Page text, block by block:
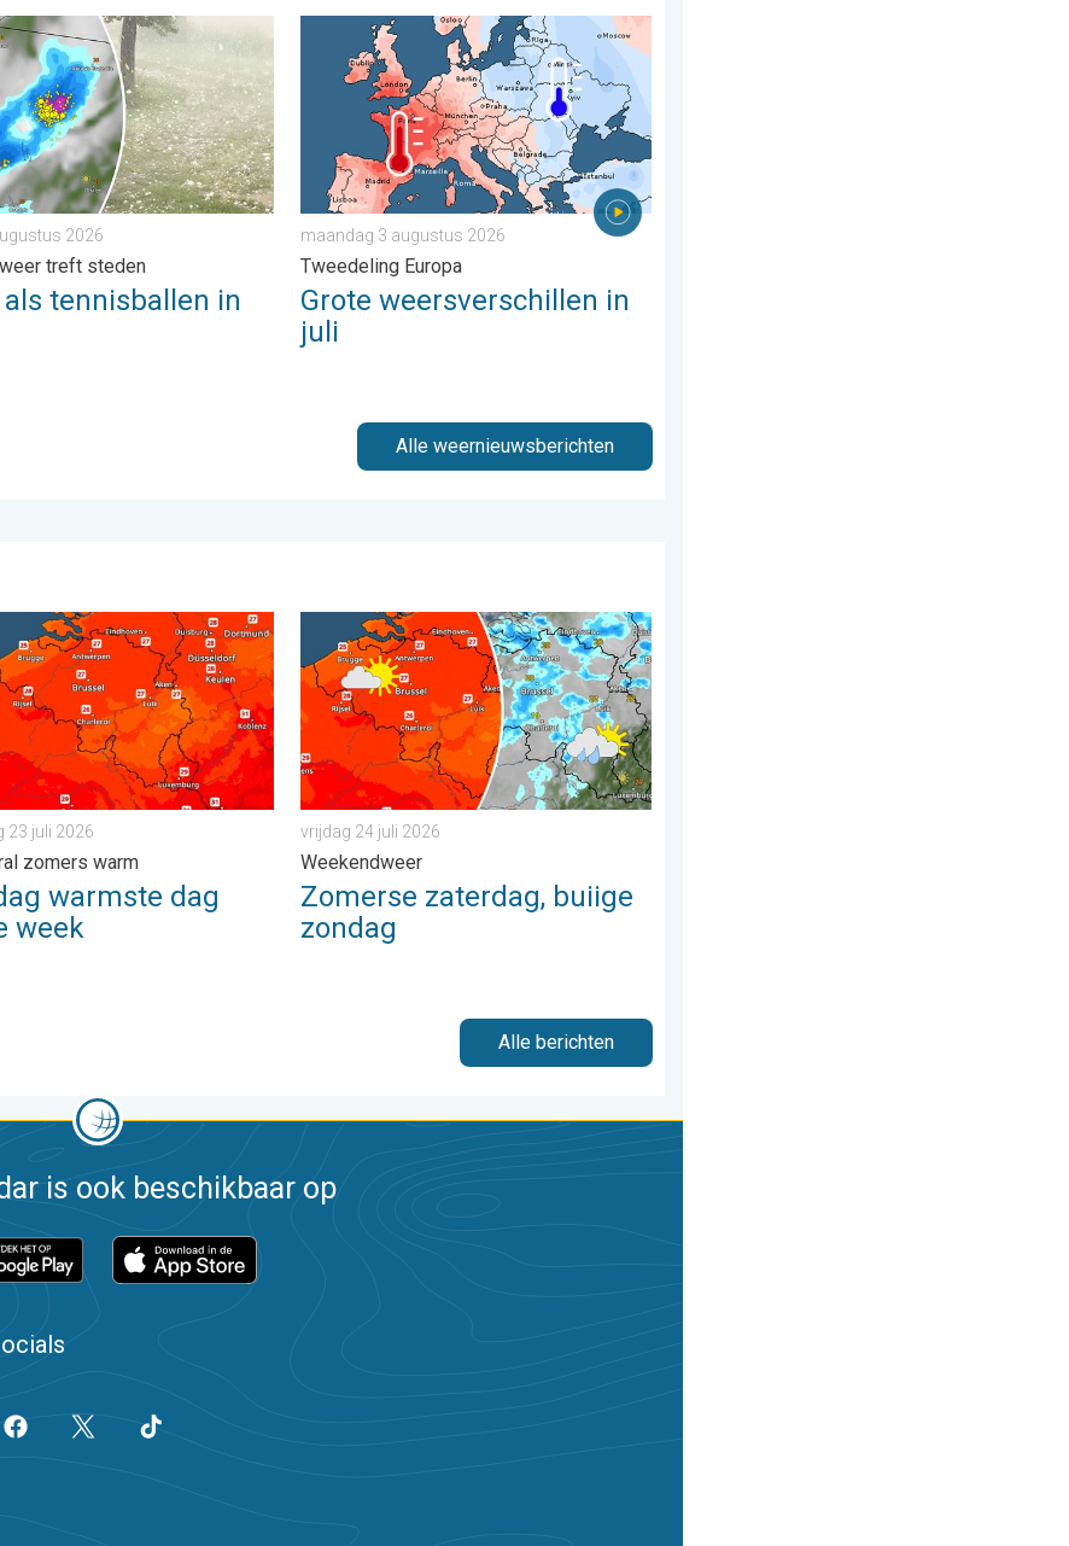
. . dinsdag 28 juli 2026
tennisballen in Polen. Zwaar onweer treft steden. . . vrijdag 7 augustus 2026
2026
treft steden
als tennisballen in
Grote weersverschillen in juli. Tweedeling Europa. . . maandag 3 augustus 2026
maandag 3 augustus 2026
Tweedeling Europa
Grote weersverschillen in
juli
Alle weernieuwsberichten
. . zondag 2 augustus 2026
dag van de week. Bijna overal zomers warm. . . donderdag 23 juli 2026
23 juli 2026
zomers warm
warmste dag
week
Zomerse zaterdag, buiige zondag. Weekendweer. . . vrijdag 24 juli 2026
vrijdag 24 juli 2026
Weekendweer
Zomerse zaterdag, buiige
zondag
Alle berichten
is ook beschikbaar op